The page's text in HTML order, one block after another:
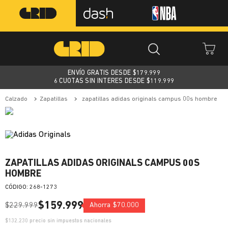
ENVÍO GRATIS DESDE $179.999
6 CUOTAS SIN INTERES DESDE $119.999
calzado zapatillas zapatillas adidas originals campus 00s hombre
ZAPATILLAS ADIDAS ORIGINALS CAMPUS 00S
HOMBRE
: 268-1273
$229.999$159.999 Ahorra $70.000
$132.230 precio sin impuestos nacionales